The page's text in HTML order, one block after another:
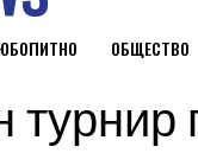
ОБЩЕСТВО